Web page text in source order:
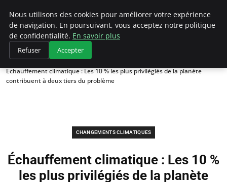
Climategatecountryclub.com
Accueil
Changements climatiques
Échauffement climatique : Les 10 % les plus privilégiés de la planète
contribuent à deux tiers du problème
CHANGEMENTS CLIMATIQUES
Échauffement climatique : Les 10 %
les plus privilégiés de la planète
Nous utilisons des cookies pour améliorer votre expérience
de navigation. En poursuivant, vous acceptez notre politique
de confidentialité. En savoir plus
Refuser Accepter